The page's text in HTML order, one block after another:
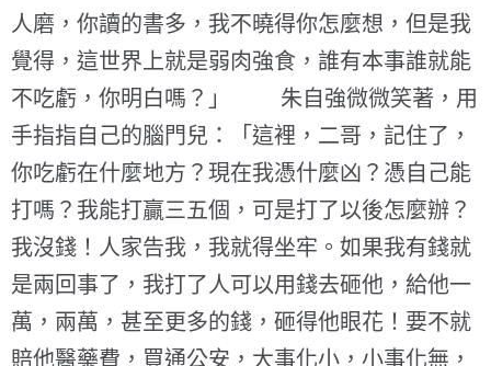
人磨，你讀的書多，我不曉得你怎麼想，但是我
覺得，這世界上就是弱肉強食，誰有本事誰就能
不吃虧，你明白嗎？」 朱自強微微笑著，用
手指指自己的腦門兒：「這裡，二哥，記住了，
你吃虧在什麼地方？現在我憑什麼凶？憑自己能
打嗎？我能打贏三五個，可是打了以後怎麼辦？
我沒錢！人家告我，我就得坐牢。如果我有錢就
是兩回事了，我打了人可以用錢去砸他，給他一
萬，兩萬，甚至更多的錢，砸得他眼花！要不就
賠他醫藥費，買通公安，大事化小，小事化無，